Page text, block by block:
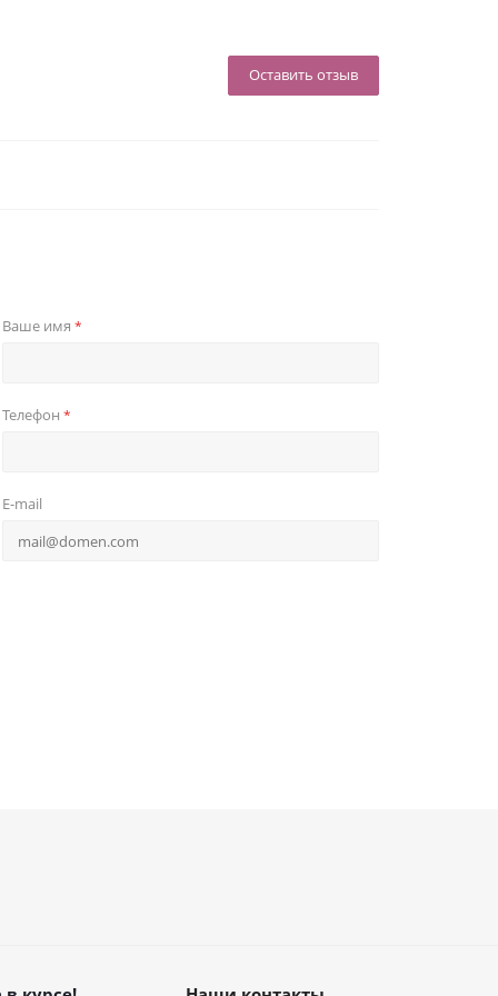
Оставить отзыв
Ваше имя*
Телефон*
E-mail